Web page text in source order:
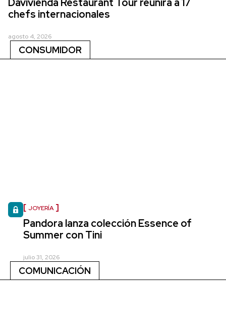
Davivienda Restaurant Tour reunirá a 17
chefs internacionales
agosto 4, 2026
CONSUMIDOR
JOYERÍA
Pandora lanza colección Essence of
Summer con Tini
julio 31, 2026
COMUNICACIÓN